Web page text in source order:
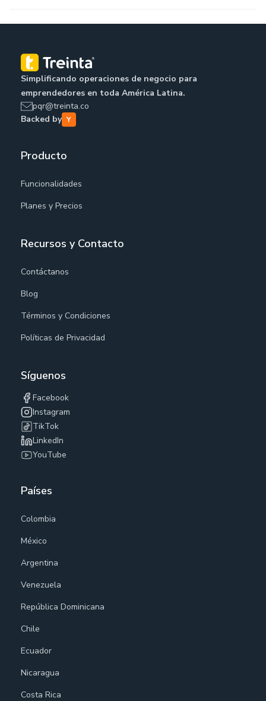
Simplificando operaciones de negocio para
emprendedores en toda América Latina.
pqr@treinta.co
Backed by
Producto
Funcionalidades
Planes y Precios
Recursos y Contacto
Contáctanos
Blog
Términos y Condiciones
Políticas de Privacidad
Síguenos
Facebook
Instagram
TikTok
LinkedIn
YouTube
Países
Colombia
México
Argentina
Venezuela
República Dominicana
Chile
Ecuador
Nicaragua
Costa Rica